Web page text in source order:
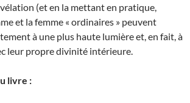
(et en la mettant en pratique,
et la femme « ordinaires » peuvent
à une plus haute lumière et, en fait, à
leur propre divinité intérieure.
livre :